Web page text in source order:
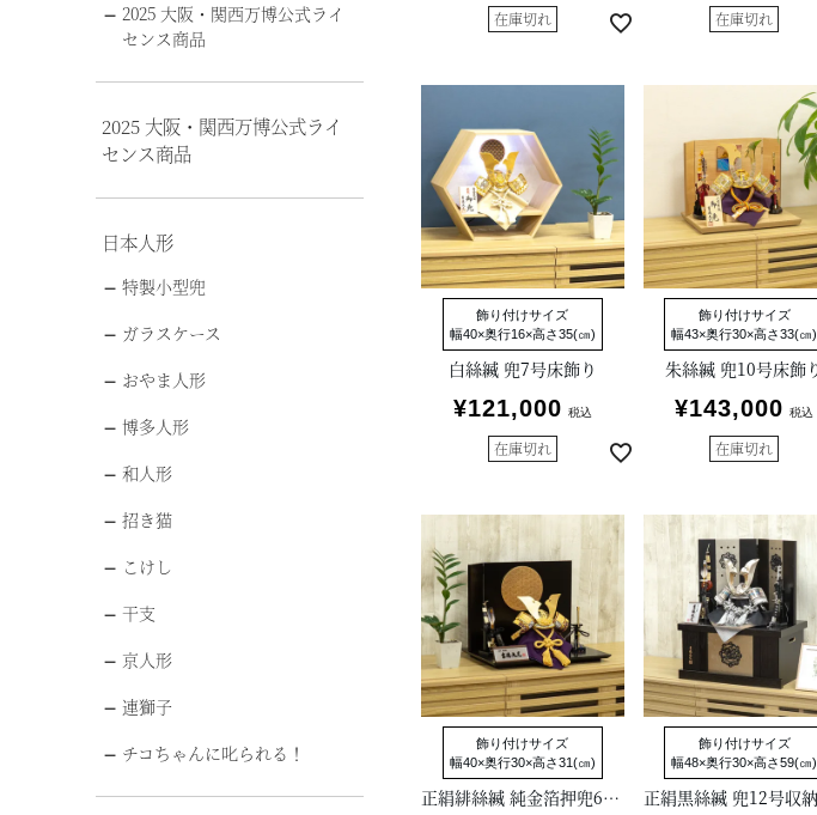
2025 大阪・関西万博公式ライ
センス商品
2025 大阪・関西万博公式ライ
センス商品
日本人形
特製小型兜
ガラスケース
おやま人形
博多人形
和人形
招き猫
こけし
干支
京人形
連獅子
チコちゃんに叱られる！
在庫切れ 在庫切れ
飾り付けサイズ
幅40×奥行16×高さ35(㎝)
白絲縅 兜7号床飾り
¥121,000 税込
在庫切れ
飾り付けサイズ
幅43×奥行30×高さ33(㎝)
朱絲縅 兜10号床飾
¥143,000 税込
在庫切れ
飾り付けサイズ
幅40×奥行30×高さ31(㎝)
正絹緋絲縅 純金箔押兜6号床飾り
飾り付けサイズ
幅48×奥行30×高さ59(㎝)